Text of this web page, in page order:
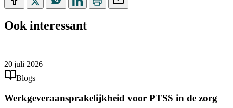
Ook interessant
20 juli 2026
Blogs
Werkgeveraansprakelijkheid voor PTSS in de zorg